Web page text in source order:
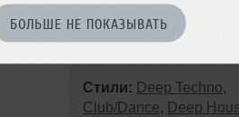
БОЛЬШЕ НЕ ПОКАЗЫВАТЬ
Стили: Deep Techno,
Club/Dance, Deep